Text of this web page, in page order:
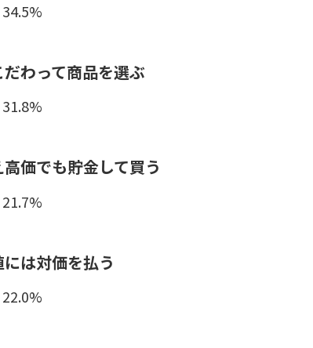
わって商品を選ぶ
価でも貯金して買う
は対価を払う